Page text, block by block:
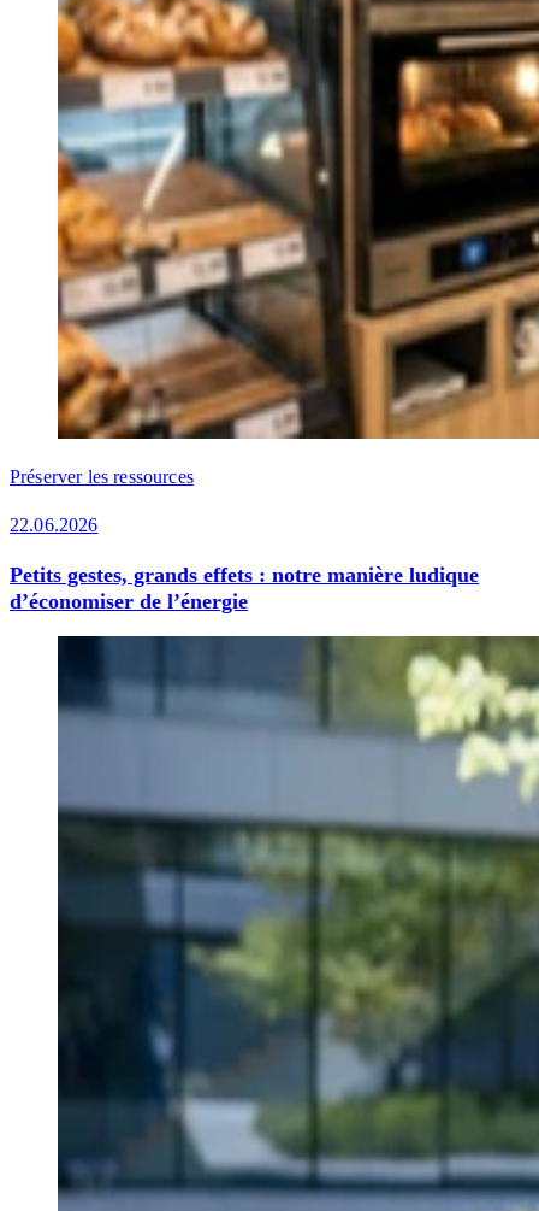
Préserver les ressources
22.06.2026
Petits gestes, grands effets : notre manière ludique
d’économiser de l’énergie